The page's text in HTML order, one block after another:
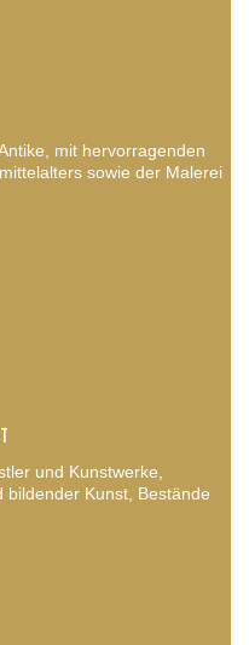
mit hervorragenden
sowie der Malerei
und Kunstwerke,
Kunst, Bestände